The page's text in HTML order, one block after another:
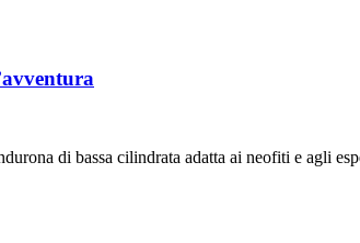
di bassa cilindrata adatta ai neofiti e agli